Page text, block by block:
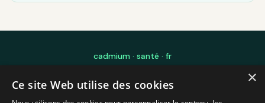
cadmium · santé · fr
l'éducation — Toulouse, France
BlogFAQMon exposition CadmiumÀ proposMéthodologie
×
Ce site Web utilise des cookies